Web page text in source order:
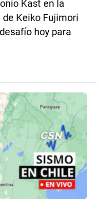
Kast en la
Keiko Fujimori
hoy para